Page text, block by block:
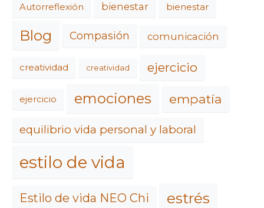
Autorreflexión bienestar bienestar
Blog Compasión comunicación
creatividad creatividad ejercicio
ejercicio emociones empatía
equilibrio vida personal y laboral
estilo de vida
Estilo de vida NEO Chi estrés